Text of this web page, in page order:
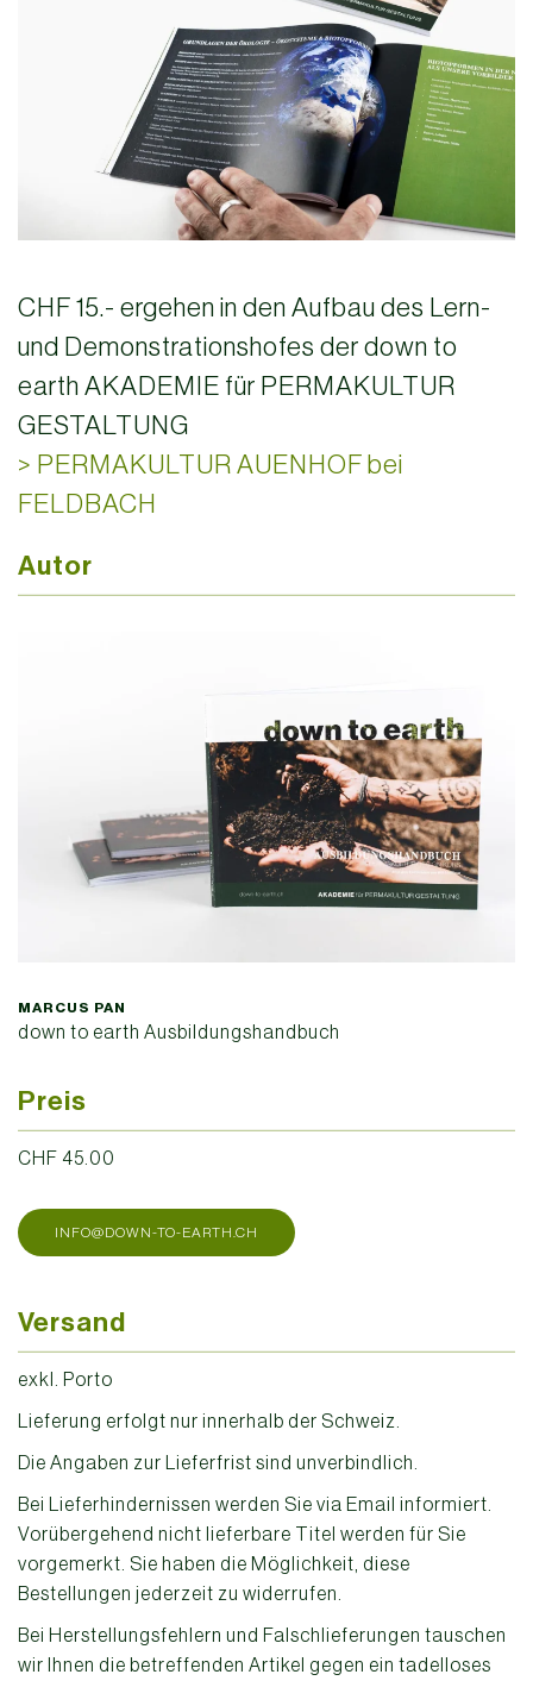
CHF 15.- ergehen in den Aufbau des Lern-
und Demonstrationshofes der down to
earth AKADEMIE für PERMAKULTUR
GESTALTUNG
> PERMAKULTUR AUENHOF bei
FELDBACH
Autor
MARCUS PAN
down to earth Ausbildungshandbuch
Preis
CHF 45.00
INFO@DOWN-TO-EARTH.CH
Versand
exkl. Porto
Lieferung erfolgt nur innerhalb der Schweiz.
Die Angaben zur Lieferfrist sind unverbindlich.
Bei Lieferhindernissen werden Sie via Email informiert.
Vorübergehend nicht lieferbare Titel werden für Sie
vorgemerkt. Sie haben die Möglichkeit, diese
Bestellungen jederzeit zu widerrufen.
Bei Herstellungsfehlern und Falschlieferungen tauschen
wir Ihnen die betreffenden Artikel gegen ein tadelloses